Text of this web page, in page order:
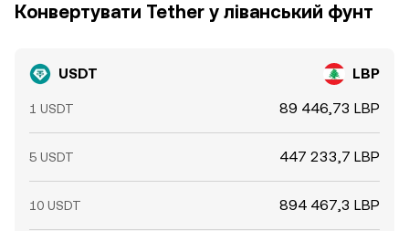
Конвертувати Tether у ліванський фунт
USDT LBP
1 USDT 89 446,73 LBP
5 USDT 447 233,7 LBP
10 USDT 894 467,3 LBP